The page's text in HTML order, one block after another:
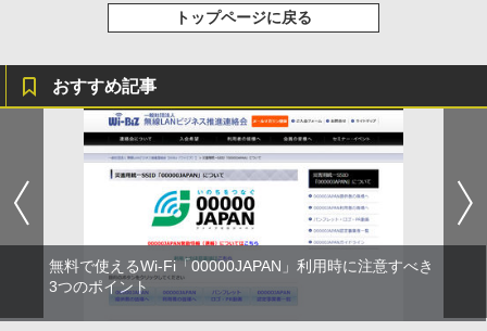
トップページに戻る
おすすめ記事
無料で使えるWi-Fi「00000JAPAN」利用時に注意すべき
3つのポイント